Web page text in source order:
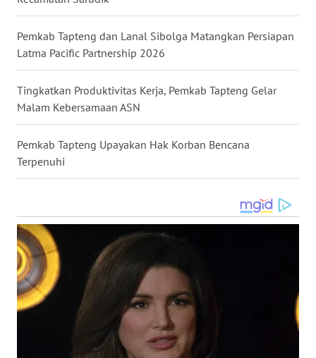
Pemkab Tapteng dan Lanal Sibolga Matangkan Persiapan
Latma Pacific Partnership 2026
Tingkatkan Produktivitas Kerja, Pemkab Tapteng Gelar
Malam Kebersamaan ASN
Pemkab Tapteng Upayakan Hak Korban Bencana
Terpenuhi
MALUKU
MALUT
DAIRI
TOBA
WN
NIAS
WN